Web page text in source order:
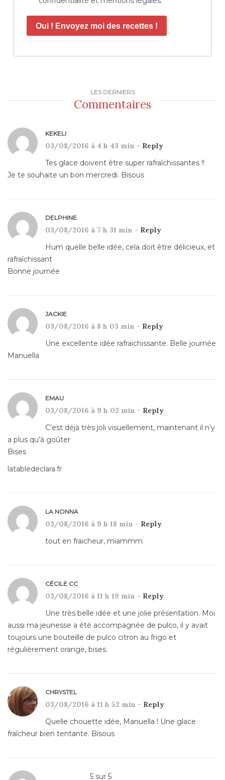
Oui ! Envoyez moi des recettes !
LES DERNIERS
Commentaires
KEKELI
03/08/2016 à 4 h 43 min - Reply
Tes glace doivent être super rafraîchissantes !!
Je te souhaite un bon mercredi. Bisous
DELPHINE
03/08/2016 à 7 h 31 min - Reply
Hum quelle belle idée, cela doit être délicieux, et
rafraîchissant
Bonne journée
JACKIE
03/08/2016 à 8 h 03 min - Reply
Une excellente idée rafraichissante. Belle journée
Manuella
EMAU
03/08/2016 à 9 h 02 min - Reply
C’est déjà très joli visuellement, maintenant il n’y
a plus qu’à goûter
Bises
latabledeclara.fr
LA NONNA
03/08/2016 à 9 h 18 min - Reply
tout en fraicheur, miammm
CÉCILE CC
03/08/2016 à 11 h 19 min - Reply
Une très belle idée et une jolie présentation. Moi
aussi ma jeunesse a été accompagnée de pulco, il y avait
toujours une bouteille de pulco citron au frigo et
régulièrement orange, bises.
CHRYSTEL
03/08/2016 à 11 h 52 min - Reply
Quelle chouette idée, Manuella ! Une glace
fraîcheur bien tentante. Bisous
5 sur 5